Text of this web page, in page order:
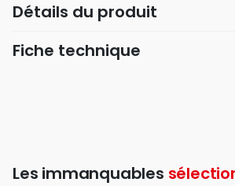
Détails du produit
Fiche technique
Les immanquables